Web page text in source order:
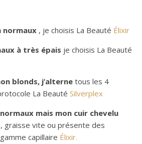
normaux , je choisis La Beauté Élixir
à très épais je choisis La Beauté
blonds, j’alterne tous les 4
La Beauté Silverplex
normaux mais mon cuir chevelu
, graisse vite ou présente des
capillaire Élixir.